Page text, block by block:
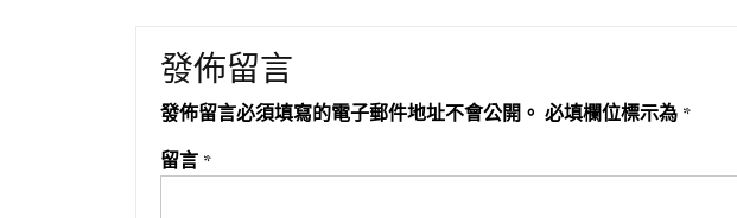
發佈留言
發佈留言必須填寫的電子郵件地址不會公開。 必填欄位標示為 *
留言 *